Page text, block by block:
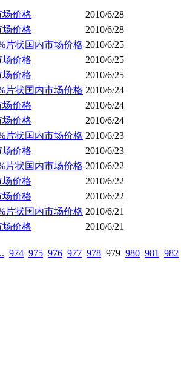
场价格
2010/6/28
场价格
2010/6/28
片状国内市场价格 2010/6/25
场价格
2010/6/25
场价格
2010/6/25
片状国内市场价格 2010/6/24
场价格
2010/6/24
场价格
2010/6/24
片状国内市场价格 2010/6/23
场价格
2010/6/23
片状国内市场价格 2010/6/22
场价格
2010/6/22
场价格
2010/6/22
片状国内市场价格 2010/6/21
场价格 2010/6/21
974 975 976 977 978 979 980 981 982